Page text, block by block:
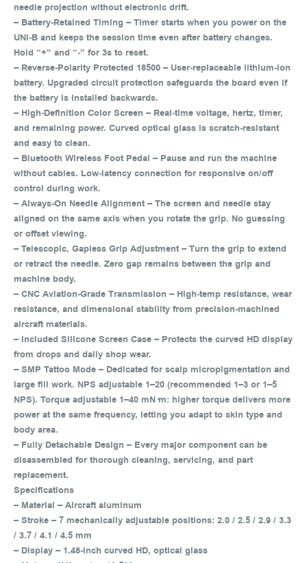
needle projection without electronic drift.
– Battery‑Retained Timing – Timer starts when you power on the
UNI‑B and keeps the session time even after battery changes.
Hold “+” and “‑” for 3s to reset.
– Reverse‑Polarity Protected 18500 – User‑replaceable lithium‑ion
battery. Upgraded circuit protection safeguards the board even if
the battery is installed backwards.
– High‑Definition Color Screen – Real‑time voltage, hertz, timer,
and remaining power. Curved optical glass is scratch‑resistant
and easy to clean.
– Bluetooth Wireless Foot Pedal – Pause and run the machine
without cables. Low‑latency connection for responsive on/off
control during work.
– Always‑On Needle Alignment – The screen and needle stay
aligned on the same axis when you rotate the grip. No guessing
or offset viewing.
– Telescopic, Gapless Grip Adjustment – Turn the grip to extend
or retract the needle. Zero gap remains between the grip and
machine body.
– CNC Aviation‑Grade Transmission – High‑temp resistance, wear
resistance, and dimensional stability from precision‑machined
aircraft materials.
– Included Silicone Screen Case – Protects the curved HD display
from drops and daily shop wear.
– SMP Tattoo Mode – Dedicated for scalp micropigmentation and
large fill work. NPS adjustable 1–20 (recommended 1–3 or 1–5
NPS). Torque adjustable 1–40 mN·m: higher torque delivers more
power at the same frequency, letting you adapt to skin type and
body area.
– Fully Detachable Design – Every major component can be
disassembled for thorough cleaning, servicing, and part
replacement.
Specifications
– Material – Aircraft aluminum
– Stroke – 7 mechanically adjustable positions: 2.0 / 2.5 / 2.9 / 3.3
/ 3.7 / 4.1 / 4.5 mm
– Display – 1.48‑inch curved HD, optical glass